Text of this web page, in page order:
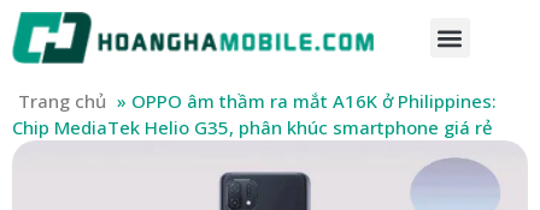
Trang chủ » OPPO âm thầm ra mắt A16K ở Philippines:
Chip MediaTek Helio G35, phân khúc smartphone giá rẻ